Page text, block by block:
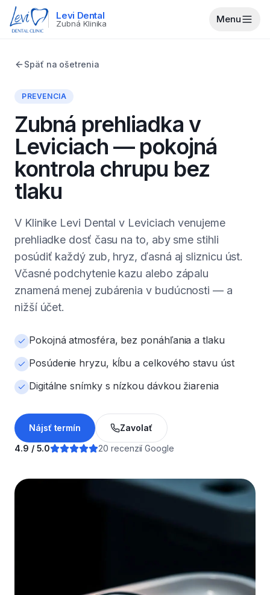
Levi Dental
Zubná Klinika Menu
Späť na ošetrenia
PREVENCIA
Zubná prehliadka v
Leviciach — pokojná
kontrola chrupu bez
tlaku
V Klinike Levi Dental v Leviciach venujeme
prehliadke dosť času na to, aby sme stihli
posúdiť každý zub, hryz, ďasná aj sliznicu úst.
Včasné podchytenie kazu alebo zápalu
znamená menej zubárenia v budúcnosti — a
nižší účet.
Pokojná atmosféra, bez ponáhľania a tlaku
Posúdenie hryzu, kĺbu a celkového stavu úst
Digitálne snímky s nízkou dávkou žiarenia
Nájsť termín
Zavolať
4.9 / 5.0
20 recenzií Google